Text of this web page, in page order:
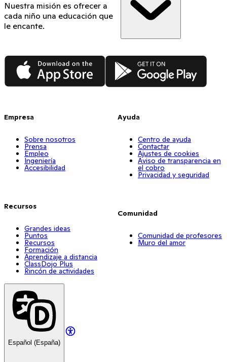
Nuestra misión es ofrecer a
cada niño una educación que
le encante.
App Store Google Play
Empresa
Sobre nosotros
Prensa
Empleo
Ingeniería
Accesibilidad
Recursos
Grandes ideas
Puntos
Recursos
Formación
Aprendizaje a distancia
ClassDojo Plus
Rincón de actividades
Ayuda
Centro de ayuda
Contactar
Ajustes de cookies
Aviso de transparencia en
el cobro
Privacidad y seguridad
Comunidad
Comunidad de profesores
Muro del amor
Español (España)